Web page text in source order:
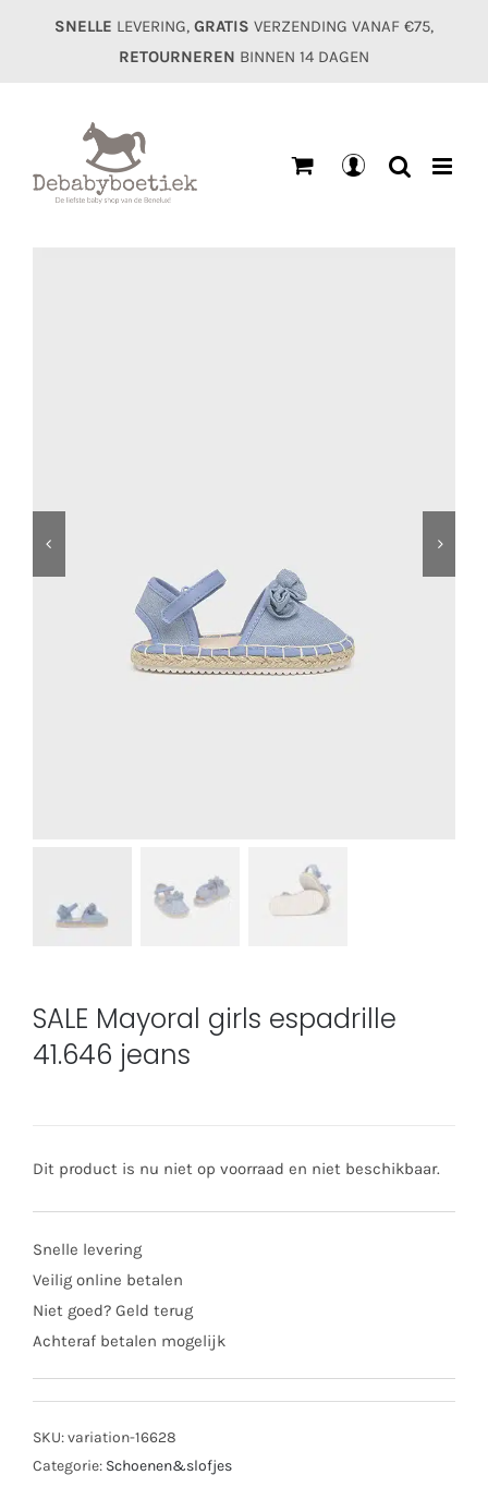
SNELLE LEVERING, GRATIS VERZENDING VANAF €75,
RETOURNEREN BINNEN 14 DAGEN
SALE Mayoral girls espadrille
41.646 jeans
Dit product is nu niet op voorraad en niet beschikbaar.
Snelle levering
Veilig online betalen
Niet goed? Geld terug
Achteraf betalen mogelijk
SKU:variation-16628
Categorie: Schoenen&slofjes